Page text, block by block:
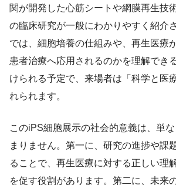
関が開発した心筋シートや網膜再生技
の臨床研究が一般にわかりやすく紹介
では、細胞培養の仕組みや、再生医療
患者治療へ応用されるのかを理解でき
けられる予定で、来場者は「科学と医
れられます。
このiPS細胞展示の社会的意義は、単
まりません。第一に、研究の進捗や課
ることで、再生医療に対する正しい理
を促す役割があります。第二に、未来